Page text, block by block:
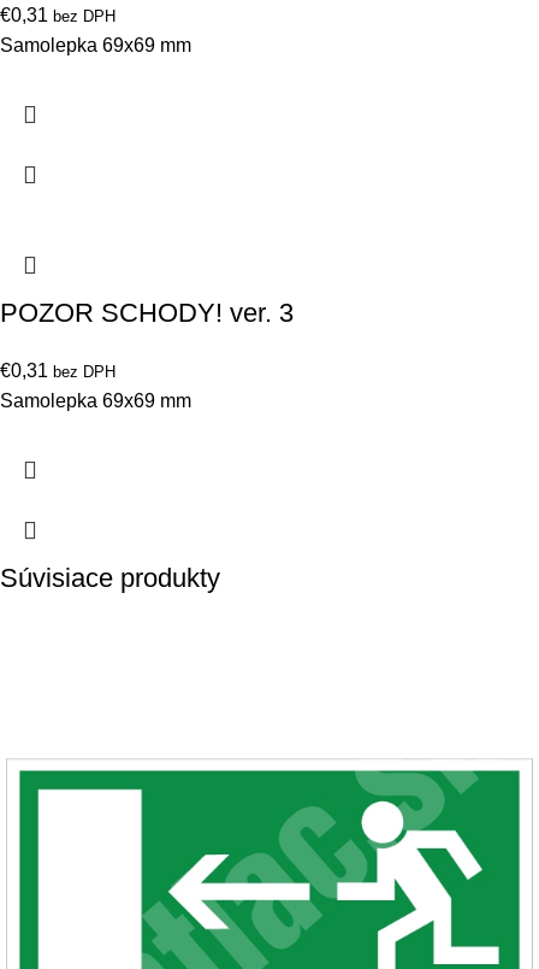
€0,31 bez DPH
Samolepka 69x69 mm
POZOR SCHODY! ver. 3
€0,31 bez DPH
Samolepka 69x69 mm
Súvisiace produkty